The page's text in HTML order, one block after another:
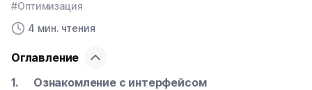
#Оптимизация
4 мин. чтения
Оглавление
Ознакомление с интерфейсом